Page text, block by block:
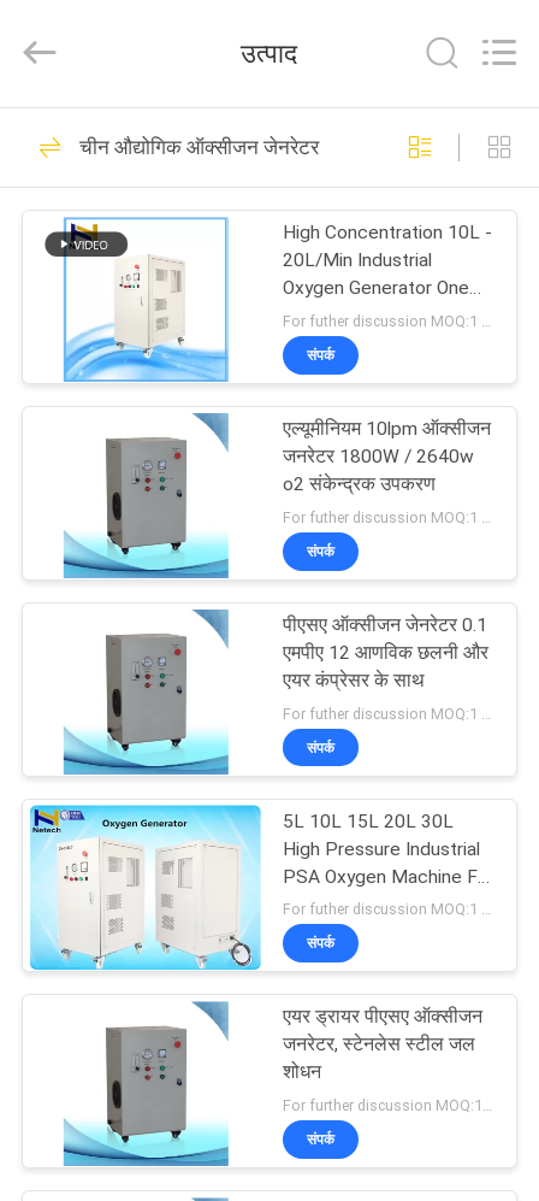
उत्पादों
कारखाना
गुणवत्ता
नियंत्रण
समाचार
MERCHANTS
साइटमैप
PRIVACY
POLICY
Rights
बड़े ओजोन जेनरेटर
55
जल ओजोन जेनरेटर
93
औद्योगिक ओजोन जेनरेटर
171
ओजोन जेनरेटर परियोजना
10
359
उत्पाद
चीन औद्योगिक ऑक्सीजन जेनरेटर
High Concentration 10L -
20L/Min Industrial
Oxygen Generator One
Year Guarantee
For futher discussion MOQ:1 set
संपर्क
एल्यूमीनियम 10lpm ऑक्सीजन
जनरेटर 1800W / 2640w
o2 संकेन्द्रक उपकरण
संपर्क
पीएसए ऑक्सीजन जेनरेटर 0.1
एमपीए 12 आणविक छलनी और
एयर कंप्रेसर के साथ
संपर्क
5L 10L 15L 20L 30L
High Pressure Industrial
PSA Oxygen Machine For
Fish Tank
For futher discussion MOQ:1 set
संपर्क
एयर ड्रायर पीएसए ऑक्सीजन
जनरेटर, स्टेनलेस स्टील जल
शोधन
For further discussion MOQ:1 सेट
संपर्क